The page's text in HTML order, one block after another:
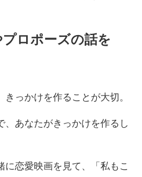
ロポーズの話を
っかけを作ることが大切。
あなたがきっかけを作るし
に恋愛映画を見て、「私もこ